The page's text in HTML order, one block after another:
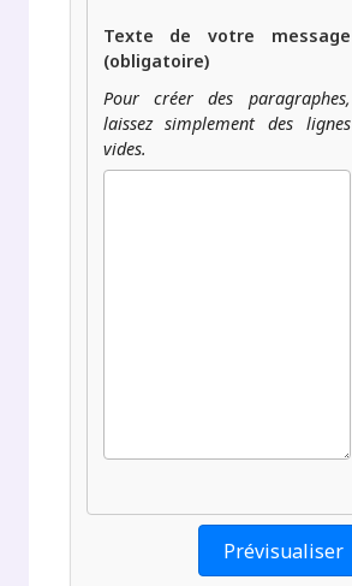
Texte de votre message
(obligatoire)
Pour créer des paragraphes,
laissez simplement des lignes
vides.